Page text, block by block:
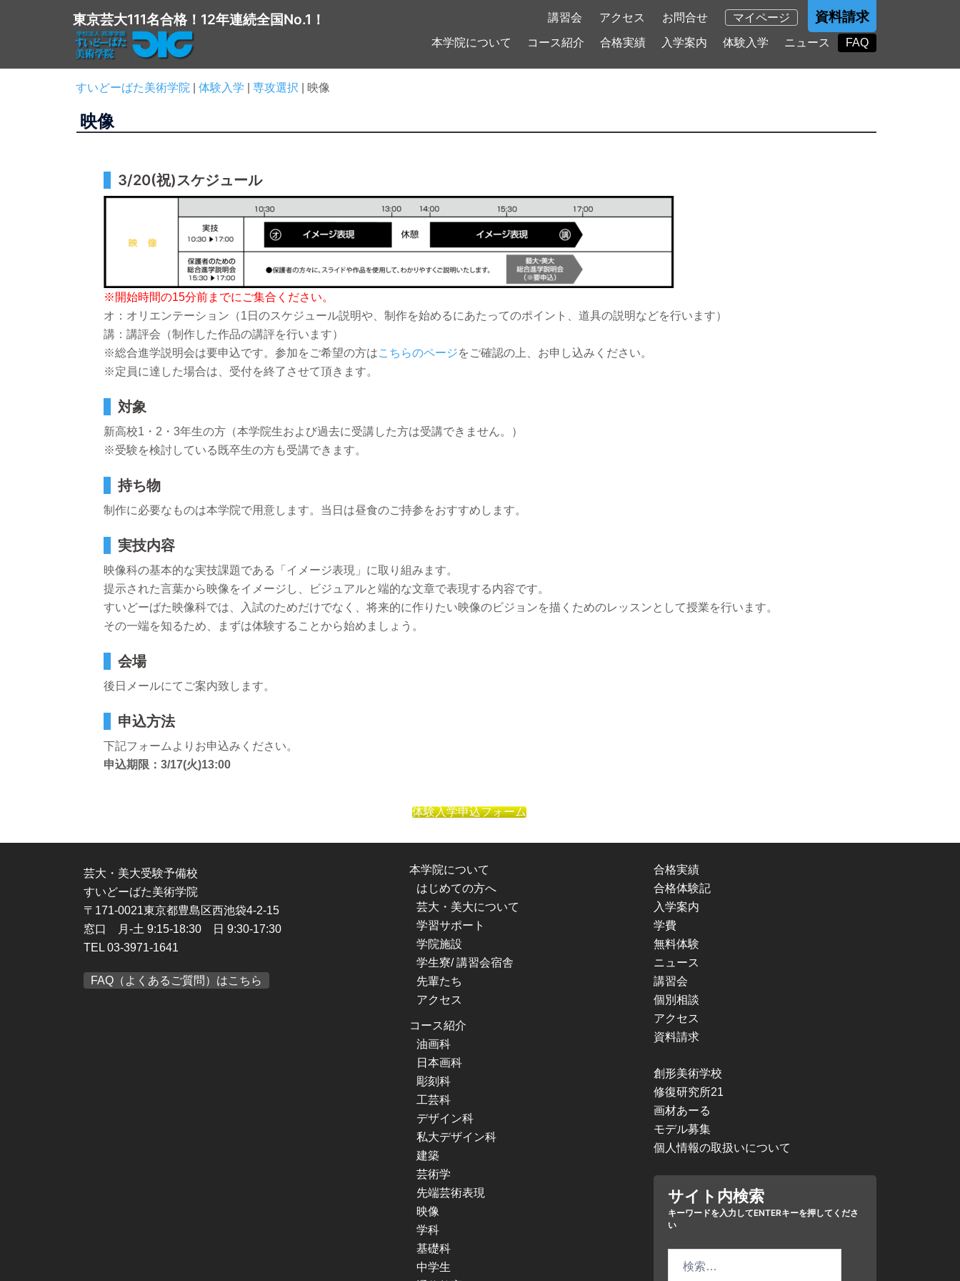
講習会 アクセス お問合せ マイページ 資料請求
東京芸大111名合格！12年連続全国No.1！
本学院について コース紹介 合格実績 入学案内 体験入学 ニュース FAQ
すいどーばた美術学院 体験入学 専攻選択 映像
映像
3/20(祝)スケジュール
※ 開始時間の15分前までにご集合ください。
オ：オリエンテーション（1日のスケジュール説明や、制作を始めるにあたってのポイント、道具の説明などを行います）
講：講評会（制作した作品の講評を行います）
※総合進学説明会は要申込です。参加をご希望の方はこちらのページをご確認の上、お申し込みください。
※定員に達した場合は、受付を終了させて頂きます。
対象
新高校1・2・3年生の方（本学院生および過去に受講した方は受講できません。）
※受験を検討している既卒生の方も受講できます。
持ち物
制作に必要なものは本学院で用意します。当日は昼食のご持参をおすすめします。
実技内容
映像科の基本的な実技課題である「イメージ表現」に取り組みます。
提示された言葉から映像をイメージし、ビジュアルと端的な文章で表現する内容です。
すいどーばた映像科では、入試のためだけでなく、将来的に作りたい映像のビジョンを描くためのレッスンとして授業を行います。
その一端を知るため、まずは体験することから始めましょう。
会場
後日メールにてご案内致します。
申込方法
下記フォームよりお申込みください。
申込期限：3/17(火)13:00
体験入学申込フォーム
芸大・美大受験予備校
すいどーばた美術学院
〒171-0021東京都豊島区西池袋4-2-15
窓口 月-土 9:15-18:30 日 9:30-17:30
TEL 03-3971-1641
FAQ（よくあるご質問）はこちら
本学院について
はじめての方へ
芸大・美大について
学習サポート
学院施設
学生寮/ 講習会宿舎
先輩たち
アクセス
コース紹介
油画科
日本画科
彫刻科
工芸科
デザイン科
私大デザイン科
建築
芸術学
先端芸術表現
映像
学科
基礎科
中学生
合格実績
合格体験記
入学案内
学費
無料体験
ニュース
講習会
個別相談
アクセス
資料請求
創形美術学校
修復研究所21
画材あーる
モデル募集
個人情報の取扱いについて
サイト内検索